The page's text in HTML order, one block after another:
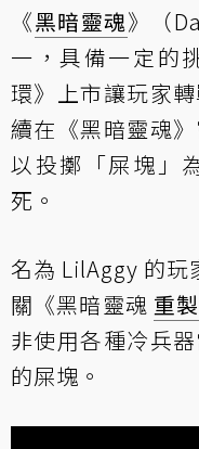
《黑暗靈魂》（
一，具備一定的
環》上市讓玩家
續在《黑暗靈魂
以投擲「屎塊」
死。
名為 LilAggy 的玩
關《黑暗靈魂 重
非使用各種冷兵
的屎塊。